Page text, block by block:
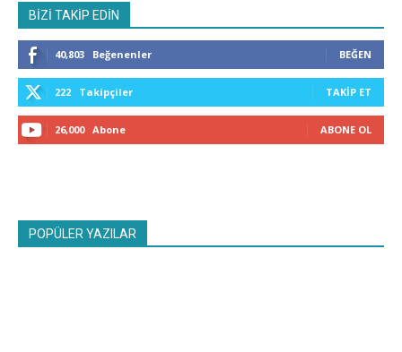
BİZİ TAKİP EDİN
40,803 Beğenenler BEĞEN
222 Takipçiler TAKIP ET
26,000 Abone ABONE OL
POPÜLER YAZILAR